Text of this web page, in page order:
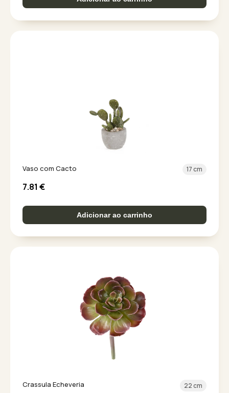
Vaso com Cacto 17 cm
7.81 €
Adicionar ao carrinho
Crassula Echeveria 22 cm